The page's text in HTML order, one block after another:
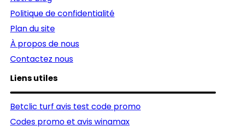
Politique de confidentialité
Plan du site
À propos de nous
Contactez nous
Liens utiles
Betclic turf avis test code promo
Codes promo et avis winamax